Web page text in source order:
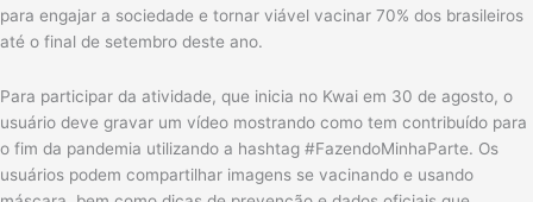
para engajar a sociedade e tornar viável vacinar 70% dos brasileiros
até o final de setembro deste ano.
Para participar da atividade, que inicia no Kwai em 30 de agosto, o
usuário deve gravar um vídeo mostrando como tem contribuído para
o fim da pandemia utilizando a hashtag #FazendoMinhaParte. Os
usuários podem compartilhar imagens se vacinando e usando